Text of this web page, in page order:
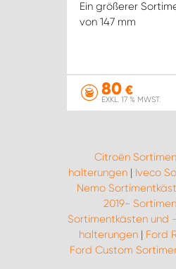
Ein größerer
von 147 mm
80 €
EXKL. 17 % MWST.
Citroën
halterungen | Iveco
Nemo
2019-
Sortimentkästen und
halterungen | Ford
Ford Custom